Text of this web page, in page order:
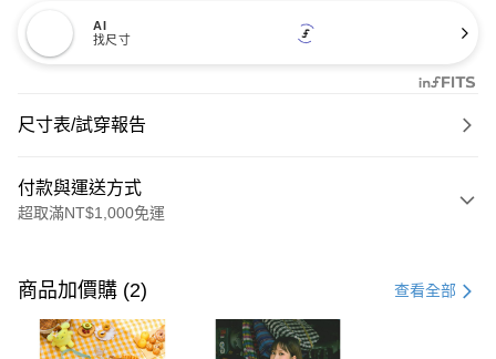
AI
找尺寸
尺寸表/試穿報告
付款與運送方式
超取滿NT$1,000免運
信用卡一次付款
購物金
商品加價購 (2) 查看全部